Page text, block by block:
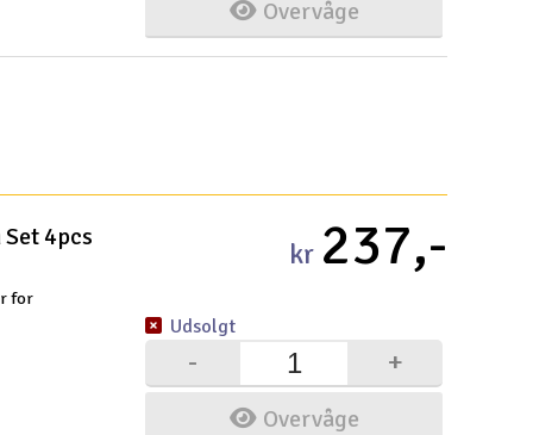
Overvåge
4pcs
for
kr 237,-
Overvåge
+
-
Udsolgt